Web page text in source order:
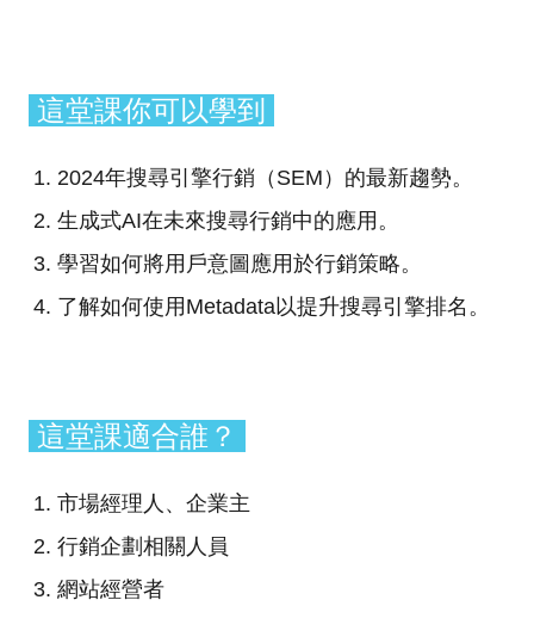
這堂課你可以學到
2024年搜尋引擎行銷（SEM）的最新趨勢。
生成式AI在未來搜尋行銷中的應用。
學習如何將用戶意圖應用於行銷策略。
了解如何使用Metadata以提升搜尋引擎排名。
這堂課適合誰？
市場經理人、企業主
行銷企劃相關人員
網站經營者